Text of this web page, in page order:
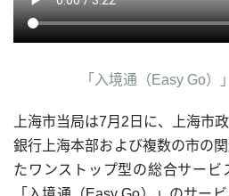
「入境通 （Easy Go）
上海市当局は7月2日に、上海市
銀行上海本部および複数の市の
たワンストップ型の総合サービ